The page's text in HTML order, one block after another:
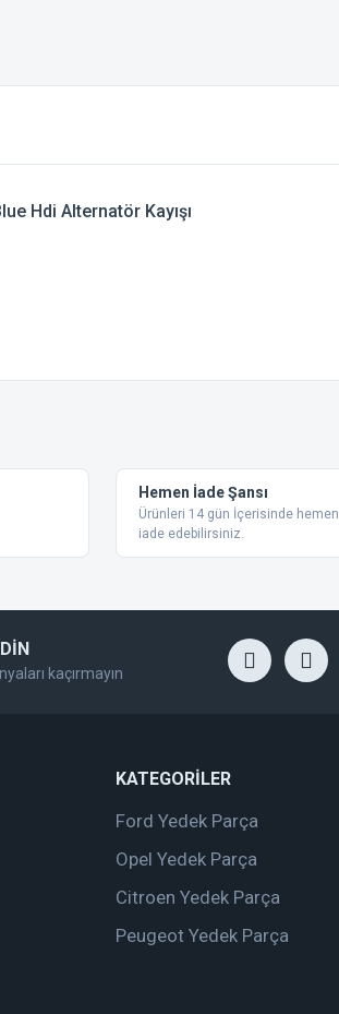
Hdi Alternatör Kayışı
Hemen İade Şansı
Ürünleri 14 gün İçerisinde hemen
iade edebilirsiniz.
kaçırmayın
KATEGORİLER
Ford Yedek Parça
Opel Yedek Parça
Citroen Yedek Parça
Peugeot Yedek Parça